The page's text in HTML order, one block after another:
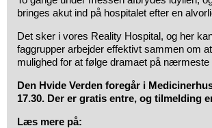
bringes akut ind på hospitalet efter en
Det sker i vores Reality Hospital, og her
faggrupper arbejder effektivt sammen om
mulighed for at følge dramaet på nærmeste
Den Hvide Verden foregår i
17.30. Der er gratis entre, og tilmelding
Læs mere på: